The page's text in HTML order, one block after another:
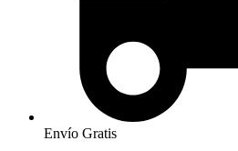
Envío Gratis